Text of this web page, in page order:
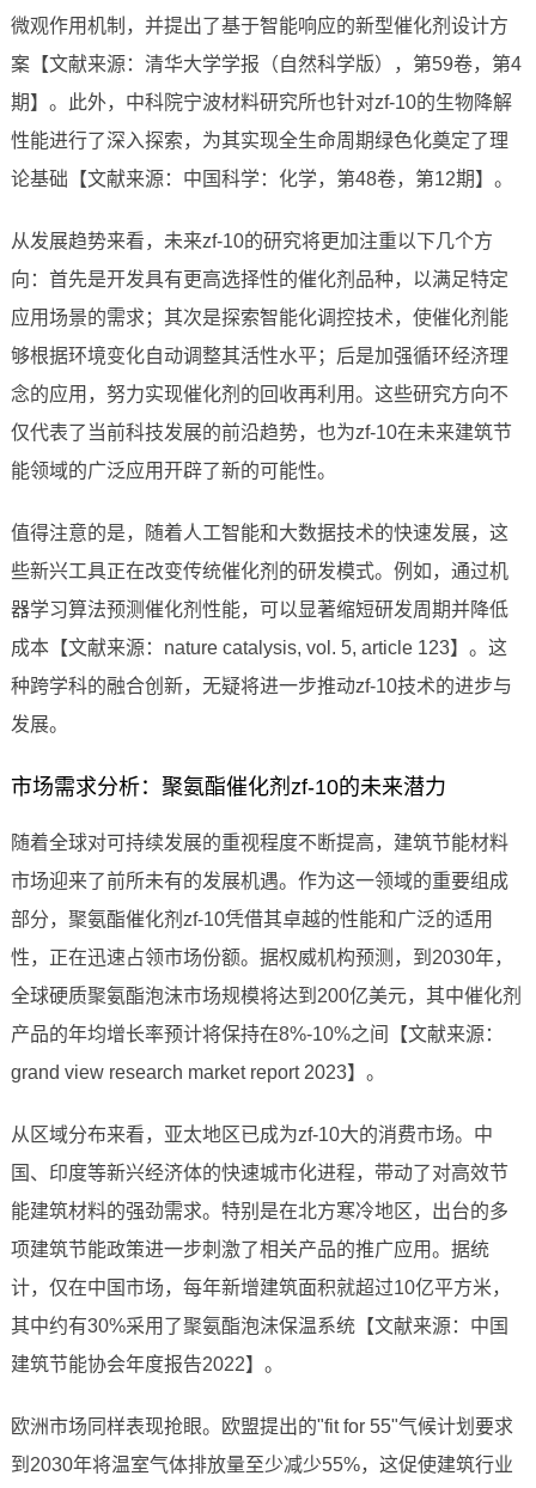
微观作用机制，并提出了基于智能响应的新型催化剂设计方
案【文献来源：清华大学学报（自然科学版），第59卷，第4
期】。此外，中科院宁波材料研究所也针对zf-10的生物降解
性能进行了深入探索，为其实现全生命周期绿色化奠定了理
论基础【文献来源：中国科学：化学，第48卷，第12期】。
从发展趋势来看，未来zf-10的研究将更加注重以下几个方
向：首先是开发具有更高选择性的催化剂品种，以满足特定
应用场景的需求；其次是探索智能化调控技术，使催化剂能
够根据环境变化自动调整其活性水平；后是加强循环经济理
念的应用，努力实现催化剂的回收再利用。这些研究方向不
仅代表了当前科技发展的前沿趋势，也为zf-10在未来建筑节
能领域的广泛应用开辟了新的可能性。
值得注意的是，随着人工智能和大数据技术的快速发展，这
些新兴工具正在改变传统催化剂的研发模式。例如，通过机
器学习算法预测催化剂性能，可以显著缩短研发周期并降低
成本【文献来源：nature catalysis, vol. 5, article 123】。这
种跨学科的融合创新，无疑将进一步推动zf-10技术的进步与
发展。
市场需求分析：聚氨酯催化剂zf-10的未来潜力
随着全球对可持续发展的重视程度不断提高，建筑节能材料
市场迎来了前所未有的发展机遇。作为这一领域的重要组成
部分，聚氨酯催化剂zf-10凭借其卓越的性能和广泛的适用
性，正在迅速占领市场份额。据权威机构预测，到2030年，
全球硬质聚氨酯泡沫市场规模将达到200亿美元，其中催化剂
产品的年均增长率预计将保持在8%-10%之间【文献来源：
grand view research market report 2023】。
从区域分布来看，亚太地区已成为zf-10大的消费市场。中
国、印度等新兴经济体的快速城市化进程，带动了对高效节
能建筑材料的强劲需求。特别是在北方寒冷地区，出台的多
项建筑节能政策进一步刺激了相关产品的推广应用。据统
计，仅在中国市场，每年新增建筑面积就超过10亿平方米，
其中约有30%采用了聚氨酯泡沫保温系统【文献来源：中国
建筑节能协会年度报告2022】。
欧洲市场同样表现抢眼。欧盟提出的"fit for 55"气候计划要求
到2030年将温室气体排放量至少减少55%，这促使建筑行业